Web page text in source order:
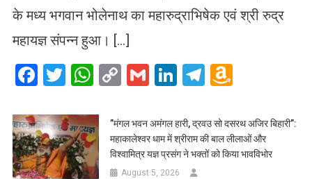
के मध्य भगवान भोलेनाथ का महारुद्राभिषेक एवं श्री रुद्र
महायज्ञ संपन्न हुआ। […]
Facebook
Twitter
WhatsApp
CopyGmailLinkedIn
Telegram
List
​”मंगल भवन अमंगल हारी, द्रवउ सो दसरथ अजिर बिहारी”:
महाकालेश्वर धाम में श्रीराम की बाल लीलाओं और
विश्वामित्र यज्ञ प्रसंग ने भक्तों को किया भावविभोर
August 5, 2026